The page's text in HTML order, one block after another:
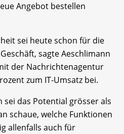
Angebot bestellen
sei heute schon für die
sagte Aeschlimann
der Nachrichtenagentur
zum IT-Umsatz bei.
sei das Potential grösser als
schaue, welche Funktionen
allenfalls auch für